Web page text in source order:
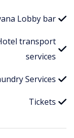
Lobby bar
transport
services
Services
Tickets